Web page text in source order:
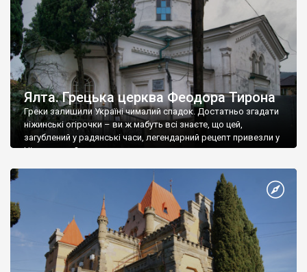
Ялта. Грецька церква Феодора Тирона
Греки залишили Україні чималий спадок. Достатньо згадати
ніжинські огірочки – ви ж мабуть всі знаєте, що цей,
загублений у радянські часи, легендарний рецепт привезли у
Ніжин греки?